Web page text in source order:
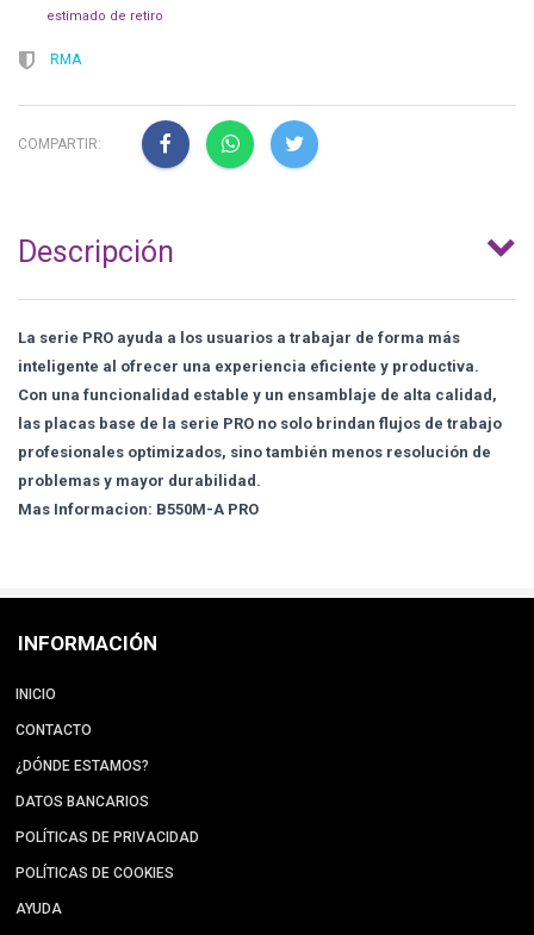
estimado de retiro
RMA
COMPARTIR:
Descripción
La serie PRO ayuda a los usuarios a trabajar de forma más
inteligente al ofrecer una experiencia eficiente y productiva.
Con una funcionalidad estable y un ensamblaje de alta calidad,
las placas base de la serie PRO no solo brindan flujos de trabajo
profesionales optimizados, sino también menos resolución de
problemas y mayor durabilidad.
Mas Informacion: B550M-A PRO
INFORMACIÓN
INICIO
CONTACTO
¿DÓNDE ESTAMOS?
DATOS BANCARIOS
POLÍTICAS DE PRIVACIDAD
POLÍTICAS DE COOKIES
AYUDA